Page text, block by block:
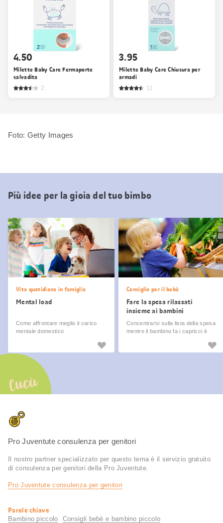
4.50
Milette Baby Care Fermaporte
salvadita
2
3.95
Milette Baby Care Chiusura per
armadi
11
Foto: Getty Images
Più idee per la gioia del tuo bimbo
Vita quotidiana in famiglia
Mental load
Come affrontare meglio il carico
mentale domestico
Consiglio per il bebè
Fare la spesa rilassati
insieme ai bambini
Concentrarsi sulla lista della spesa
mentre il bambino fa i capricci è
genitori. Con questi consigli potrai
Cucù
Pro Juventute consulenza per genitori
Il nostro partner specializzato per questo tema è il servizio gratuito
di consulenza per genitori della Pro Juventute.
Pro Juventute consulenza per genitori
Informazioni
utili
Parole chiave
Bambino piccolo Consigli bebè e bambino piccolo